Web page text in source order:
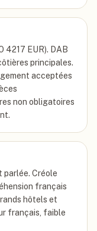
4217 EUR). DAB
principales.
acceptées
non obligatoires
Créole
français
hôtels et
français, faible